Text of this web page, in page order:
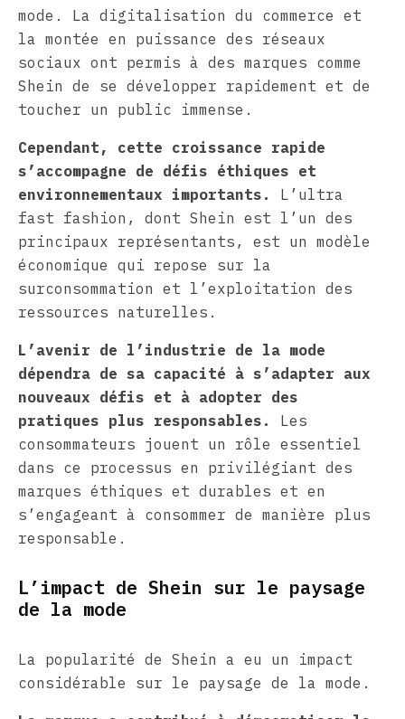
mode. La digitalisation du commerce et
la montée en puissance des réseaux
sociaux ont permis à des marques comme
Shein de se développer rapidement et de
toucher un public immense.
Cependant, cette croissance rapide
s’accompagne de défis éthiques et
environnementaux importants.
L’ultra
fast fashion, dont Shein est l’un des
principaux représentants, est un modèle
économique qui repose sur la
surconsommation et l’exploitation des
ressources naturelles.
L’avenir de l’industrie de la mode
dépendra de sa capacité à s’adapter aux
nouveaux défis et à adopter des
pratiques plus responsables.
Les
consommateurs jouent un rôle essentiel
dans ce processus en privilégiant des
marques éthiques et durables et en
s’engageant à consommer de manière plus
responsable.
L’impact de Shein sur le paysage
de la mode
La popularité de Shein a eu un impact
considérable sur le paysage de la mode.